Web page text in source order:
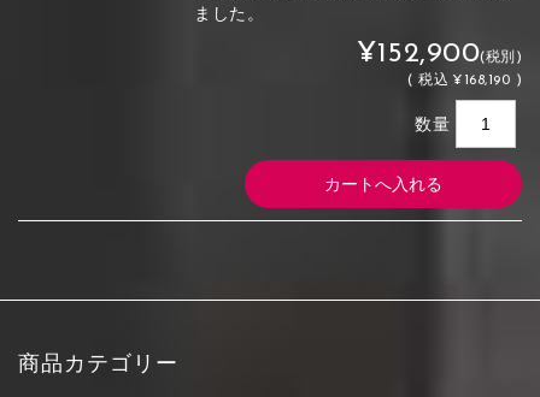
ました。
¥152,900(税別)
(税込 ¥168,190 )
数量
商品カテゴリー